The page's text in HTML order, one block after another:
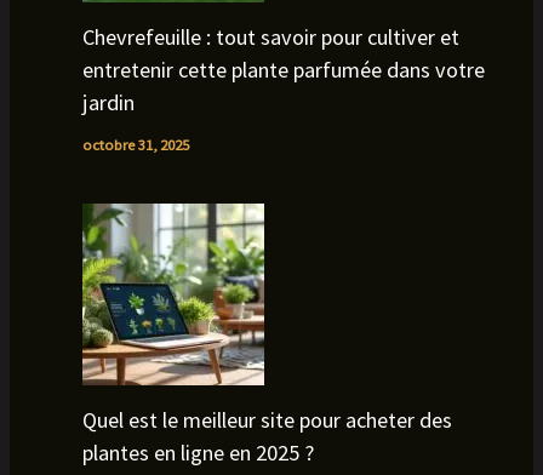
Chevrefeuille : tout savoir pour cultiver et
entretenir cette plante parfumée dans votre
jardin
octobre 31, 2025
Quel est le meilleur site pour acheter des
plantes en ligne en 2025 ?